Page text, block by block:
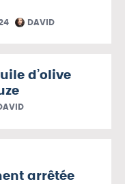
DAVID
d’olive
arrêtée